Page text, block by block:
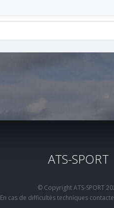
ATS-SPORT
© Copyright ATS-SPORT
En cas de difficultés techniques